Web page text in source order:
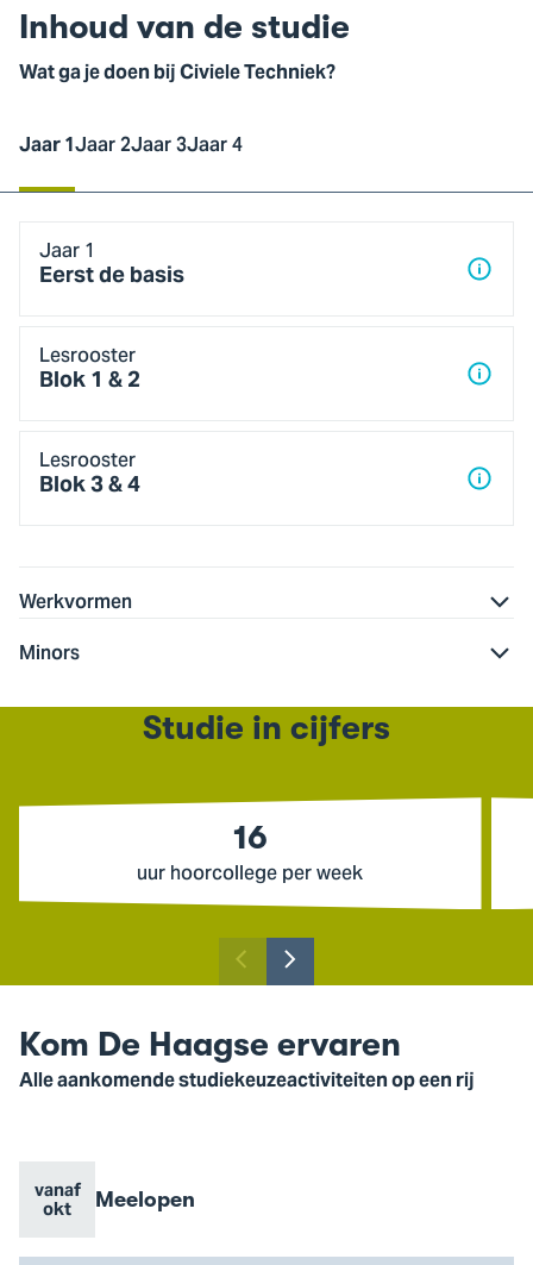
Inhoud van de studie
Wat ga je doen bij Civiele Techniek?
Jaar 1Jaar 2Jaar 3Jaar 4
Jaar
Jaar 1
Eerst de basis
Lesrooster
Blok 1 & 2
Lesrooster
Blok 3 & 4
Werkvormen
Minors
Studie in cijfers
16
uur hoorcollege per week
Toon
vorige
Toon
volgende
Kom De Haagse ervaren
Alle aankomende studiekeuzeactiviteiten op een rij
Evenement
vanaf
okt
Evenement
Meelopen
Go
to